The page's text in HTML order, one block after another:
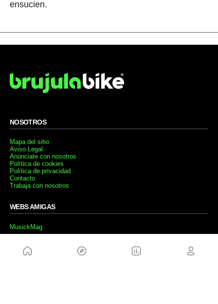
ensucien.
NOSOTROS
Mapa del sitio
Aviso Legal
Anúnciate con nosotros
Política de cookies
Política de privacidad
Contacto
Trabaja con nosotros
WEBS AMIGAS
MusickMag
SÍGUENOS